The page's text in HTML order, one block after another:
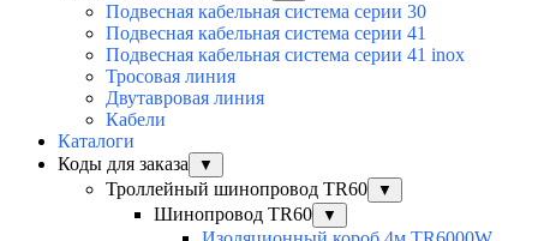
Подвесная кабельная система серии 30
Подвесная кабельная система серии 41
Подвесная кабельная система серии 41 inox
Тросовая линия
Двутавровая линия
Кабели
Каталоги
Коды для заказа
▼
Троллейный шинопровод TR60 ▼
Шинопровод TR60 ▼